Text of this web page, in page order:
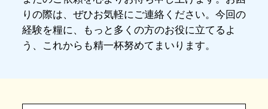
りの際は、ぜひお気軽にご連絡ください。今回の
経験を糧に、もっと多くの方のお役に立てるよ
う、これからも精一杯努めてまいります。